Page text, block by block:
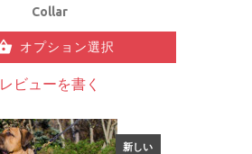
Collar
オプション選択
レビューを書く
新しい